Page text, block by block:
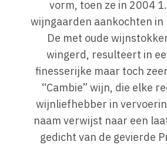
vorm, toen ze in 2004
wijngaarden aankochten in
De met oude
wingerd, resulteert in
finesserijke maar toch
“Cambie” wijn, die elke
wijnliefhebber in
naam verwijst naar een
gedicht van de gevierde